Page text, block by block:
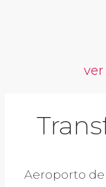
Aeroporto de